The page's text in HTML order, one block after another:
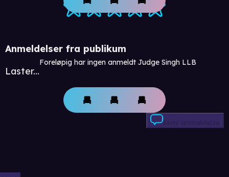
Anmeldelser fra publikum
Laster...
Foreløpig har ingen anmeldt Judge Singh LLB
Skriv anmeldelse